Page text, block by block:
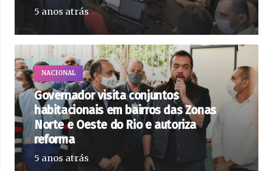
5 anos atrás
NACIONAL
Governador visita conjuntos
habitacionais em bairros das Zonas
Norte e Oeste do Rio e autoriza
reforma
5 anos atrás